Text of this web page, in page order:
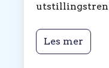
Les mer